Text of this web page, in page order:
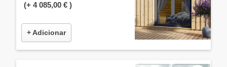
(+ 4 085,00 € )
+ Adicionar